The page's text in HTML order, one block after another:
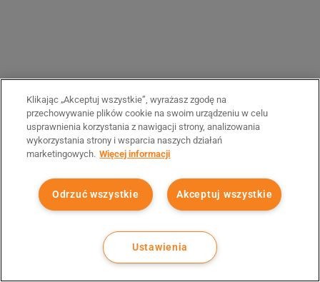
Klikając „Akceptuj wszystkie”, wyrażasz zgodę na
przechowywanie plików cookie na swoim urządzeniu w celu
usprawnienia korzystania z nawigacji strony, analizowania
wykorzystania strony i wsparcia naszych działań
marketingowych. Więcej informacji
Akceptuj wszystkie
Odrzuć wszystkie
Ustawienia